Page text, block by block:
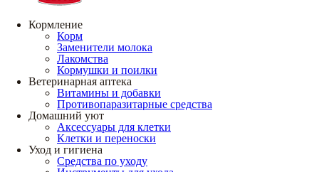
Кормление
Корм
Заменители молока
Лакомства
Кормушки и поилки
Ветеринарная аптека
Витамины и добавки
Противопаразитарные средства
Домашний уют
Аксессуары для клетки
Клетки и переноски
Уход и гигиена
Средства по уходу